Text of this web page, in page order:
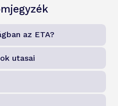
az ETA?
utasai